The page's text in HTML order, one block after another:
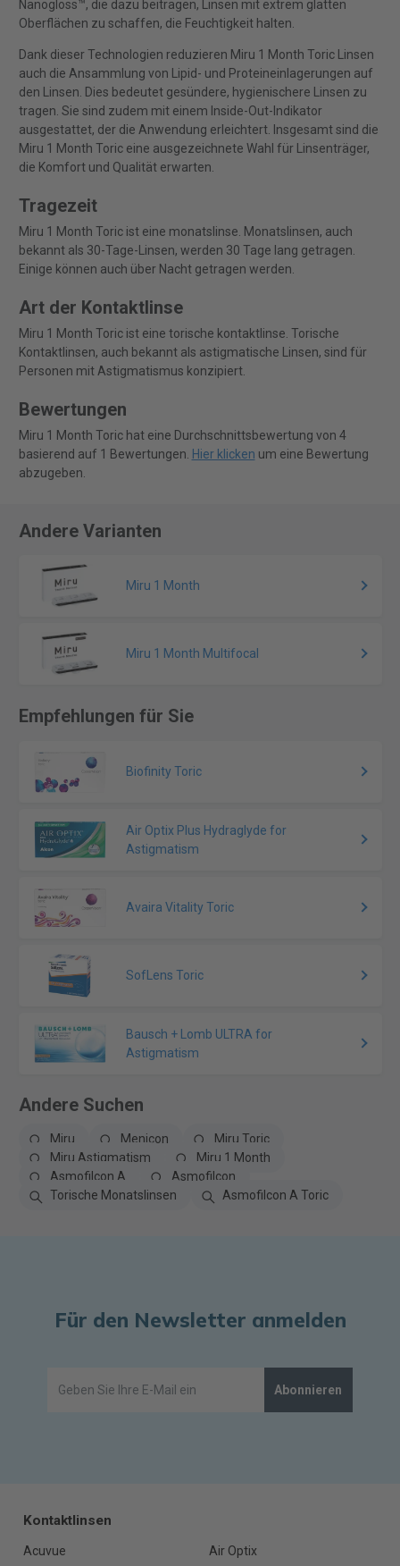
Nanogloss™, die dazu beitragen, Linsen mit extrem glatten
Oberflächen zu schaffen, die Feuchtigkeit halten.
Dank dieser Technologien reduzieren Miru 1 Month Toric Linsen
auch die Ansammlung von Lipid- und Proteineinlagerungen auf
den Linsen. Dies bedeutet gesündere, hygienischere Linsen zu
tragen. Sie sind zudem mit einem Inside-Out-Indikator
ausgestattet, der die Anwendung erleichtert. Insgesamt sind die
Miru 1 Month Toric eine ausgezeichnete Wahl für Linsenträger,
die Komfort und Qualität erwarten.
Tragezeit
Miru 1 Month Toric ist eine monatslinse. Monatslinsen, auch
bekannt als 30-Tage-Linsen, werden 30 Tage lang getragen.
Einige können auch über Nacht getragen werden.
Art der Kontaktlinse
Miru 1 Month Toric ist eine torische kontaktlinse. Torische
Kontaktlinsen, auch bekannt als astigmatische Linsen, sind für
Personen mit Astigmatismus konzipiert.
Bewertungen
Miru 1 Month Toric hat eine Durchschnittsbewertung von 4
basierend auf 1 Bewertungen. Hier klicken um eine Bewertung
abzugeben.
Andere Varianten
Miru 1 Month
Miru 1 Month Multifocal
Empfehlungen für Sie
Biofinity Toric
Air Optix Plus Hydraglyde for
Astigmatism
Avaira Vitality Toric
SofLens Toric
Bausch + Lomb ULTRA for
Astigmatism
Andere Suchen
Miru Menicon
Miru Toric
Miru Astigmatism
Miru 1 Month
Asmofilcon A
Asmofilcon
Torische Monatslinsen
Asmofilcon A Toric
Für den Newsletter anmelden
Abonnieren
Kontaktlinsen
Acuvue
Air Optix